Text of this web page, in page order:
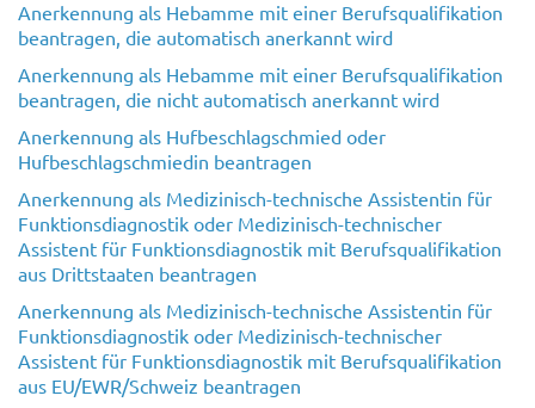
Anerkennung als Hebamme mit einer Berufsqualifikation
beantragen, die automatisch anerkannt wird
Anerkennung als Hebamme mit einer Berufsqualifikation
beantragen, die nicht automatisch anerkannt wird
Anerkennung als Hufbeschlagschmied oder
Hufbeschlagschmiedin beantragen
Anerkennung als Medizinisch-technische Assistentin für
Funktionsdiagnostik oder Medizinisch-technischer
Assistent für Funktionsdiagnostik mit Berufsqualifikation
aus Drittstaaten beantragen
Anerkennung als Medizinisch-technische Assistentin für
Funktionsdiagnostik oder Medizinisch-technischer
Assistent für Funktionsdiagnostik mit Berufsqualifikation
aus EU/EWR/Schweiz beantragen